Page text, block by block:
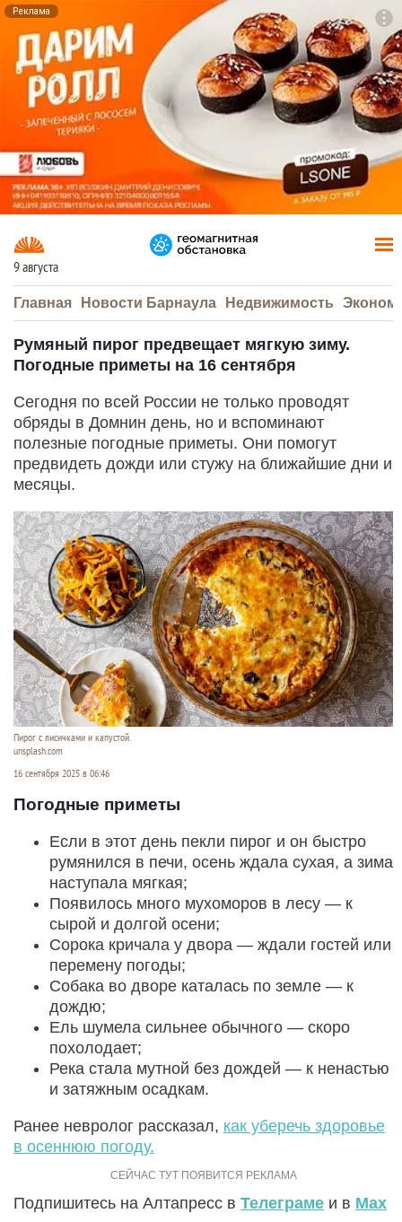
Реклама
9 августа
Главная Новости Барнаула Недвижимость
Румяный пирог предвещает мягкую зиму.
Погодные приметы на 16 сентября
Сегодня по всей России не только проводят
обряды в Домнин день, но и вспоминают
полезные погодные приметы. Они помогут
предвидеть дожди или стужу на ближайшие дни и
месяцы.
Пирог с лисичками и капустой.
unsplash.com
16 сентября 2025 в 06:46
Погодные приметы
Если в этот день пекли пирог и он быстро
румянился в печи, осень ждала сухая, а зима
наступала мягкая;
Появилось много мухоморов в лесу — к
сырой и долгой осени;
Сорока кричала у двора — ждали гостей или
перемену погоды;
Собака во дворе каталась по земле — к
дождю;
Ель шумела сильнее обычного — скоро
похолодает;
Река стала мутной без дождей — к ненастью
и затяжным осадкам.
Ранее невролог рассказал, как уберечь здоровье
в осеннюю погоду.
Подпишитесь на Алтапресс в Телеграме и в Max